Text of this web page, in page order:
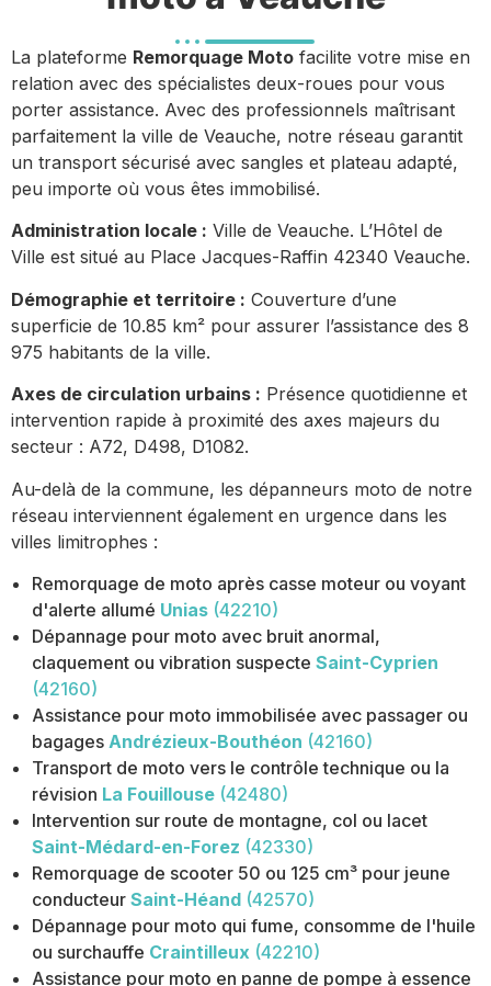
La plateforme Remorquage Moto facilite votre mise en
relation avec des spécialistes deux-roues pour vous
porter assistance. Avec des professionnels maîtrisant
parfaitement la ville de Veauche, notre réseau garantit
un transport sécurisé avec sangles et plateau adapté,
peu importe où vous êtes immobilisé.
Administration locale : Ville de Veauche. L’Hôtel de
Ville est situé au Place Jacques-Raffin 42340 Veauche.
Démographie et territoire : Couverture d’une
superficie de 10.85 km² pour assurer l’assistance des 8
975 habitants de la ville.
Axes de circulation urbains : Présence quotidienne et
intervention rapide à proximité des axes majeurs du
secteur : A72, D498, D1082.
Au-delà de la commune, les dépanneurs moto de notre
réseau interviennent également en urgence dans les
villes limitrophes :
Remorquage de moto après casse moteur ou voyant
d'alerte allumé Unias (42210)
Dépannage pour moto avec bruit anormal,
claquement ou vibration suspecte Saint-Cyprien
(42160)
Assistance pour moto immobilisée avec passager ou
bagages Andrézieux-Bouthéon (42160)
Transport de moto vers le contrôle technique ou la
révision La Fouillouse (42480)
Intervention sur route de montagne, col ou lacet
Saint-Médard-en-Forez (42330)
Remorquage de scooter 50 ou 125 cm³ pour jeune
conducteur Saint-Héand (42570)
Dépannage pour moto qui fume, consomme de l'huile
ou surchauffe Craintilleux (42210)
Assistance pour moto en panne de pompe à essence